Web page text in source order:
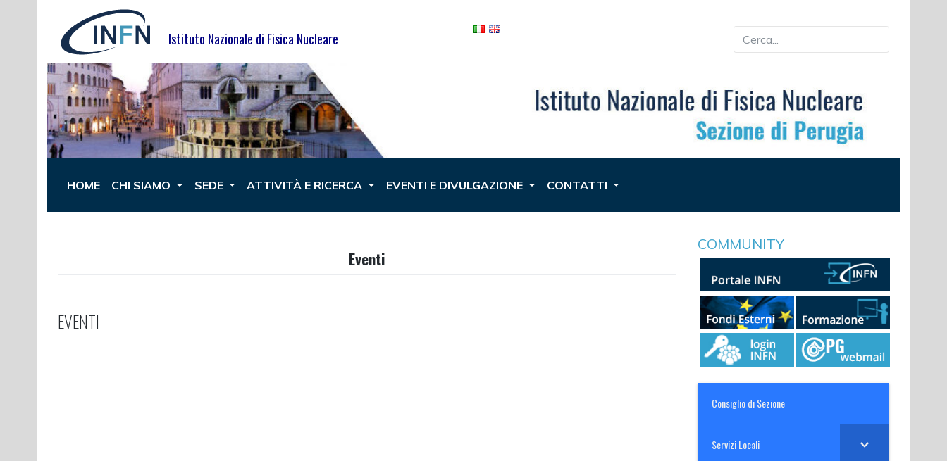
Istituto Nazionale di Fisica Nucleare
HOME CHI SIAMO SEDE ATTIVITÀ E RICERCA EVENTI E DIVULGAZIONE CONTATTI
Eventi
EVENTI
COMMUNITY
Consiglio di Sezione
Servizi Locali